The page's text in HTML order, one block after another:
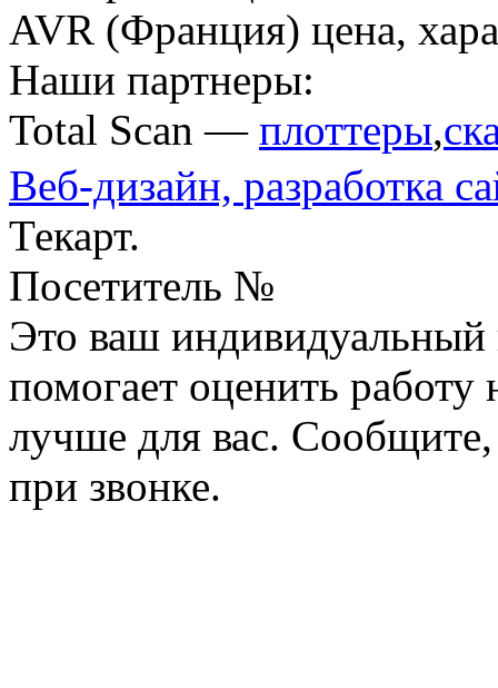
AVR (Франция) цена,
Наши партнеры:
Total Scan — плоттеры,
Веб-дизайн, разработка
Текарт.
Посетитель №
Это ваш
помогает оценить работу
лучше для вас.
при звонке.